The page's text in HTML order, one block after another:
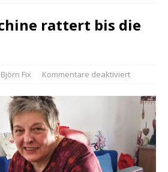
rattert bis die
Björn Fix Kommentare deaktiviert